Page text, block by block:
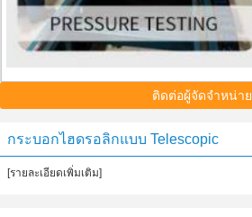
ติดต่อผู้จัดจำหน่าย
กระบอกไฮดรอลิกแบบ Telescopic
[รายละเอียดเพิ่มเติม]